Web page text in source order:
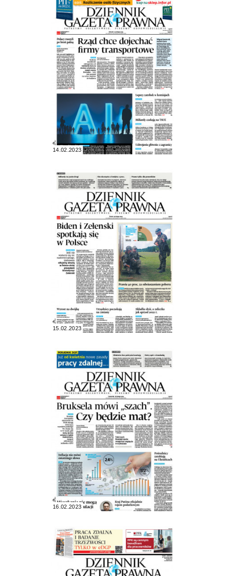
14.02.2023
15.02.2023
16.02.2023